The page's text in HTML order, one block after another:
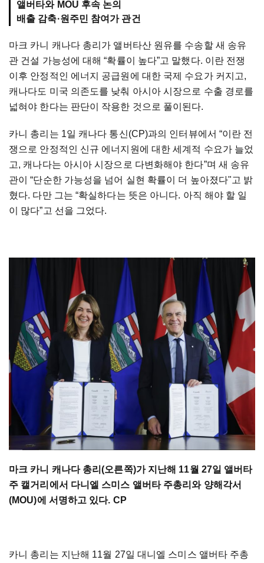
앨버타와 MOU 후속 논의
배출 감축·원주민 참여가 관건
마크 카니 캐나다 총리가 앨버타산 원유를 수송할 새 송유
관 건설 가능성에 대해 “확률이 높다”고 말했다. 이란 전쟁
이후 안정적인 에너지 공급원에 대한 국제 수요가 커지고,
캐나다도 미국 의존도를 낮춰 아시아 시장으로 수출 경로를
넓혀야 한다는 판단이 작용한 것으로 풀이된다.
카니 총리는 1일 캐나다 통신(CP)과의 인터뷰에서 “이란 전
쟁으로 안정적인 신규 에너지원에 대한 세계적 수요가 늘었
고, 캐나다는 아시아 시장으로 다변화해야 한다”며 새 송유
관이 “단순한 가능성을 넘어 실현 확률이 더 높아졌다"고 밝
혔다. 다만 그는 “확실하다는 뜻은 아니다. 아직 해야 할 일
이 많다”고 선을 그었다.
마크 카니 캐나다 총리(오른쪽)가 지난해 11월 27일 앨버타
주 캘거리에서 다니엘 스미스 앨버타 주총리와 양해각서
(MOU)에 서명하고 있다. CP
카니 총리는 지난해 11월 27일 대니엘 스미스 앨버타 주총